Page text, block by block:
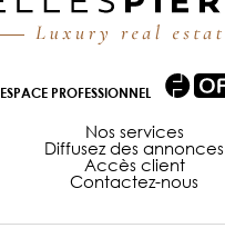
ESPACE PROFESSIONNEL
Nos services
Diffusez des annonces
Accès client
Contactez-nous